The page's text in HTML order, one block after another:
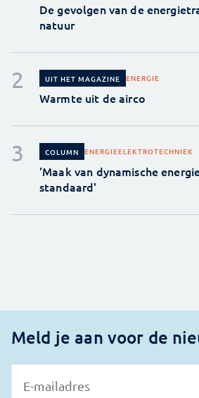
De gevolgen van de
natuur
UIT HET MAGAZINE ENERGIE
Warmte uit de airco
COLUMN ENERGIEELEKTROTECHNIEK
'Maak van dynamische
standaard'
Meld je aan voor de